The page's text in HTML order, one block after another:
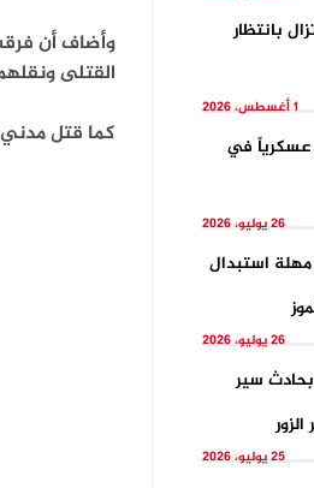
لا تزال بانتظار
1 أغسطس، 2026
عسكرياً في
26 يوليو، 2026
مهلة استبدال
26 يوليو، 2026
سير
25 يوليو، 2026
وأضاف أن
القتلى
كما قتل مدني وأصيب 5 ىخرين بينهم 3 أطفال جراء قصف صاروخي